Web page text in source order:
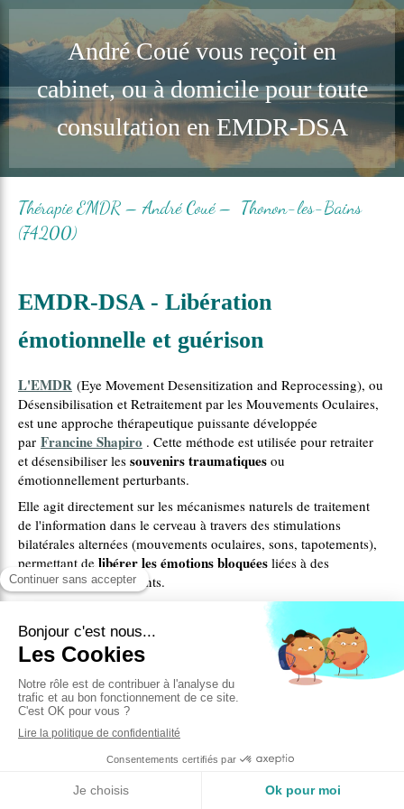
André Coué vous reçoit en
cabinet, ou à domicile pour toute
consultation en EMDR-DSA
Thérapie EMDR – André Coué – Thonon-les-Bains
(74200)
EMDR-DSA - Libération
émotionnelle et guérison
L'EMDR (Eye Movement Desensitization and Reprocessing), ou
Désensibilisation et Retraitement par les Mouvements Oculaires,
est une approche thérapeutique puissante développée
par Francine Shapiro . Cette méthode est utilisée pour retraiter
et désensibiliser les souvenirs traumatiques ou
émotionnellement perturbants.
Elle agit directement sur les mécanismes naturels de traitement
de l'information dans le cerveau à travers des stimulations
bilatérales alternées (mouvements oculaires, sons, tapotements),
permettant de libérer les émotions bloquées liées à des
événements traumatisants.
Retrouvez André Coué sur Resalib : annuaire, référencement et prise de rendez-vous pour les